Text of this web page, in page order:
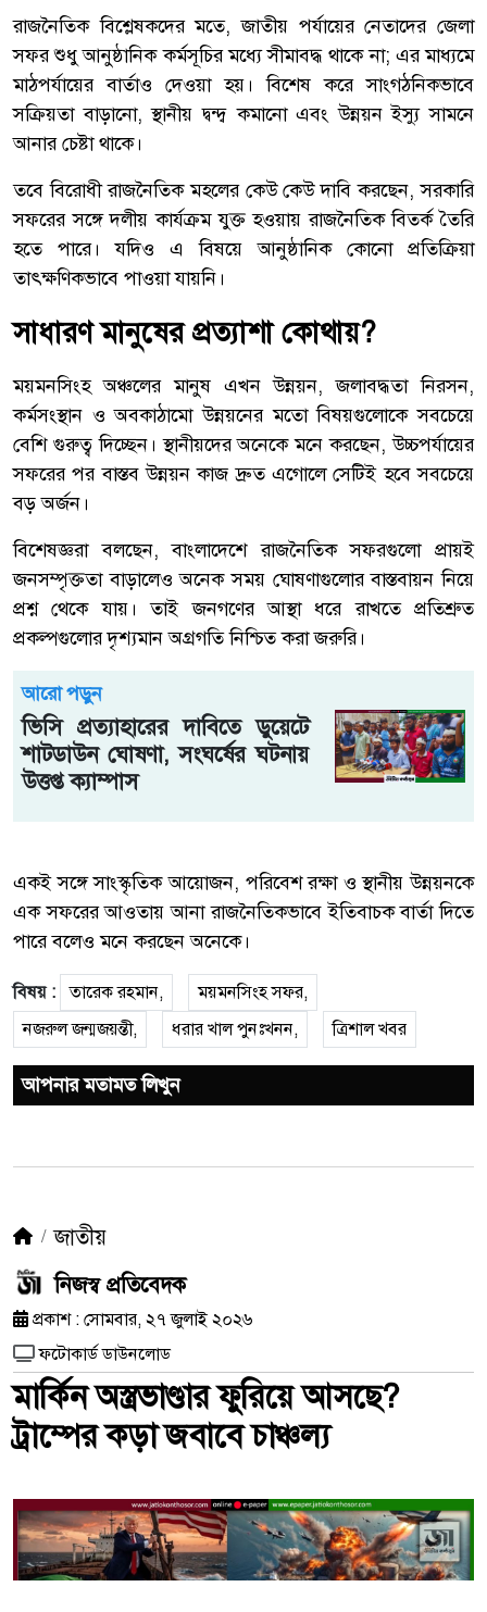
রাজনৈতিক বিশ্লেষকদের মতে, জাতীয় পর্যায়ের নেতাদের জেলা
সফর শুধু আনুষ্ঠানিক কর্মসূচির মধ্যে সীমাবদ্ধ থাকে না; এর মাধ্যমে
মাঠপর্যায়ের বার্তাও দেওয়া হয়। বিশেষ করে সাংগঠনিকভাবে
সক্রিয়তা বাড়ানো, স্থানীয় দ্বন্দ্ব কমানো এবং উন্নয়ন ইস্যু সামনে
আনার চেষ্টা থাকে।
তবে বিরোধী রাজনৈতিক মহলের কেউ কেউ দাবি করছেন, সরকারি
সফরের সঙ্গে দলীয় কার্যক্রম যুক্ত হওয়ায় রাজনৈতিক বিতর্ক তৈরি
হতে পারে। যদিও এ বিষয়ে আনুষ্ঠানিক কোনো প্রতিক্রিয়া
তাৎক্ষণিকভাবে পাওয়া যায়নি।
সাধারণ মানুষের প্রত্যাশা কোথায়?
ময়মনসিংহ অঞ্চলের মানুষ এখন উন্নয়ন, জলাবদ্ধতা নিরসন,
কর্মসংস্থান ও অবকাঠামো উন্নয়নের মতো বিষয়গুলোকে সবচেয়ে
বেশি গুরুত্ব দিচ্ছেন। স্থানীয়দের অনেকে মনে করছেন, উচ্চপর্যায়ের
সফরের পর বাস্তব উন্নয়ন কাজ দ্রুত এগোলে সেটিই হবে সবচেয়ে
বড় অর্জন।
বিশেষজ্ঞরা বলছেন, বাংলাদেশে রাজনৈতিক সফরগুলো প্রায়ই
জনসম্পৃক্ততা বাড়ালেও অনেক সময় ঘোষণাগুলোর বাস্তবায়ন নিয়ে
প্রশ্ন থেকে যায়। তাই জনগণের আস্থা ধরে রাখতে প্রতিশ্রুত
প্রকল্পগুলোর দৃশ্যমান অগ্রগতি নিশ্চিত করা জরুরি।
আরো পড়ুন
ভিসি প্রত্যাহারের দাবিতে ডুয়েটে
শাটডাউন ঘোষণা, সংঘর্ষের ঘটনায়
উত্তপ্ত ক্যাম্পাস
একই সঙ্গে সাংস্কৃতিক আয়োজন, পরিবেশ রক্ষা ও স্থানীয় উন্নয়নকে
এক সফরের আওতায় আনা রাজনৈতিকভাবে ইতিবাচক বার্তা দিতে
পারে বলেও মনে করছেন অনেকে।
বিষয় : তারেক রহমান,
ময়মনসিংহ সফর,
নজরুল জন্মজয়ন্তী,
ধরার খাল পুনঃখনন, ত্রিশাল খবর
আপনার মতামত লিখুন
জাতীয়
নিজস্ব প্রতিবেদক
প্রকাশ : সোমবার, ২৭ জুলাই ২০২৬
ফটোকার্ড ডাউনলোড
মার্কিন অস্ত্রভাণ্ডার ফুরিয়ে আসছে?
ট্রাম্পের কড়া জবাবে চাঞ্চল্য